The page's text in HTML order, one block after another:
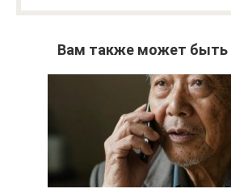
Вам также может быть